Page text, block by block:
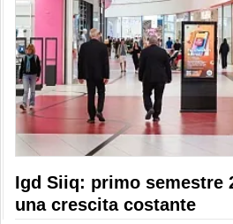
Igd Siiq: primo semestre
una crescita costante